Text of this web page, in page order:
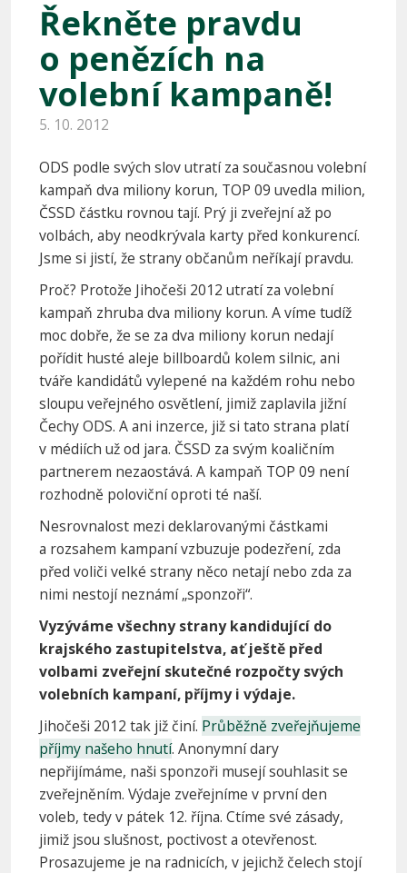
Řekněte pravdu
o penězích na
volební kampaně!
5. 10. 2012
ODS podle svých slov utratí za současnou volební
kampaň dva miliony korun, TOP 09 uvedla milion,
ČSSD částku rovnou tají. Prý ji zveřejní až po
volbách, aby neodkrývala karty před konkurencí.
Jsme si jistí, že strany občanům neříkají pravdu.
Proč? Protože Jihočeši 2012 utratí za volební
kampaň zhruba dva miliony korun. A víme tudíž
moc dobře, že se za dva miliony korun nedají
pořídit husté aleje billboardů kolem silnic, ani
tváře kandidátů vylepené na každém rohu nebo
sloupu veřejného osvětlení, jimiž zaplavila jižní
Čechy ODS. A ani inzerce, již si tato strana platí
v médiích už od jara. ČSSD za svým koaličním
partnerem nezaostává. A kampaň TOP 09 není
rozhodně poloviční oproti té naší.
Nesrovnalost mezi deklarovanými částkami
a rozsahem kampaní vzbuzuje podezření, zda
před voliči velké strany něco netají nebo zda za
nimi nestojí neznámí „sponzoři“.
Vyzýváme všechny strany kandidující do
krajského zastupitelstva, ať ještě před
volbami zveřejní skutečné rozpočty svých
volebních kampaní, příjmy i výdaje.
Jihočeši 2012 tak již činí. Průběžně zveřejňujeme
příjmy našeho hnutí. Anonymní dary
nepřijímáme, naši sponzoři musejí souhlasit se
zveřejněním. Výdaje zveřejníme v první den
voleb, tedy v pátek 12. října. Ctíme své zásady,
jimiž jsou slušnost, poctivost a otevřenost.
Prosazujeme je na radnicích, v jejichž čelech stojí